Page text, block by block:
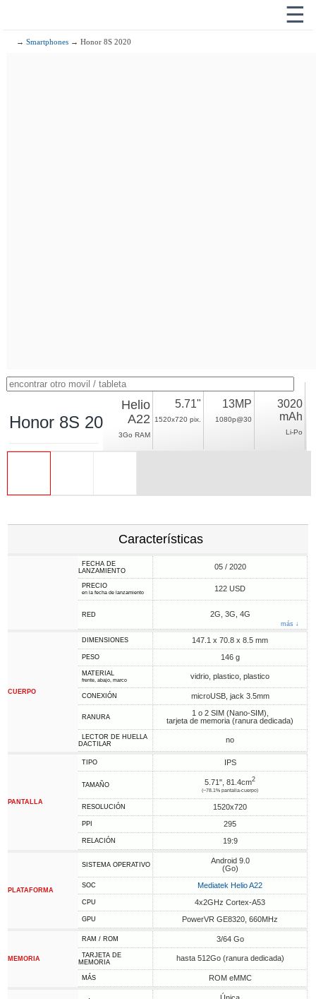
☰
→Smartphones → Honor 8S 2020
Honor 8S 2020
Helio
A22
3Go RAM
5.71"
1520x720 pix.
13MP
1080p@30
3020
mAh
Li-Po
Características
FECHA DE
LANZAMIENTO
05 / 2020
PRECIO
en la fecha de lanzamiento 122 USD
RED 2G, 3G, 4G
más ↓
CUERPO
DIMENSIONES 147.1 x 70.8 x 8.5 mm
PESO 146 g
MATERIAL
frente, abajo, marco vidrio, plastico, plastico
CONEXIÓN microUSB, jack 3.5mm
RANURA
1 o 2 SIM (Nano-SIM),
tarjeta de memoria (ranura dedicada)
LECTOR DE HUELLA
DACTILAR
no
PANTALLA
TIPO IPS
TAMAÑO 5.71", 81.4cm2
(~78.1% pantalla-cuerpo)
RESOLUCIÓN 1520x720
PPI 295
RELACIÓN 19:9
PLATAFORMA
SISTEMA OPERATIVO
Android 9.0
(Go)
SOC Mediatek Helio A22
CPU 4x2GHz Cortex-A53
GPU PowerVR GE8320, 660MHz
MEMORIA
RAM / ROM 3/64 Go
TARJETA DE
MEMORIA
hasta 512Go (ranura dedicada)
MÁS ROM eMMC